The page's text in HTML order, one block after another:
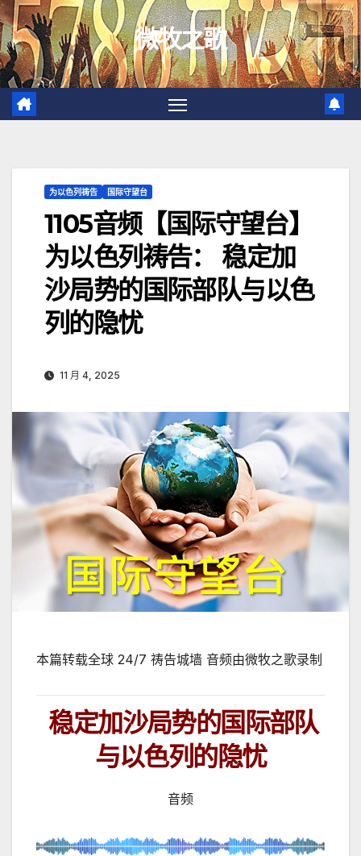
跳
至
内
容
微牧之歌
为以色列祷告 国际守望台
1105音频【国际守望台】
为以色列祷告： 稳定加
沙局势的国际部队与以色
列的隐忧
11 月 4, 2025
本篇转载全球 24/7 祷告城墙 音频由微牧之歌录制
稳定加沙局势的国际部队
与以色列的隐忧
音频